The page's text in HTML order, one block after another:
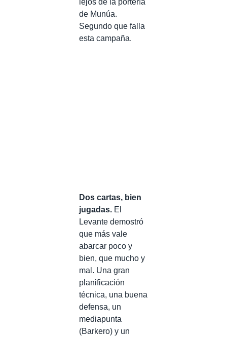
lejos de la portería
de Munúa.
Segundo que falla
esta campaña.
Dos cartas, bien
jugadas. El
Levante demostró
que más vale
abarcar poco y
bien, que mucho y
mal. Una gran
planificación
técnica, una buena
defensa, un
mediapunta
(Barkero) y un